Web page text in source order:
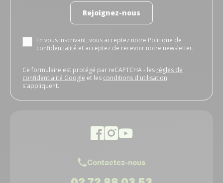
Rejoignez-nous
En vous inscrivant, vous acceptez notre Politique de
confidentialité et acceptez de recevoir notre newsletter.
Ce formulaire est protégé par reCAPTCHA - les règles de
confidentialité Google et les conditions d'utilisation
s'appliquent.
Contactez-nous